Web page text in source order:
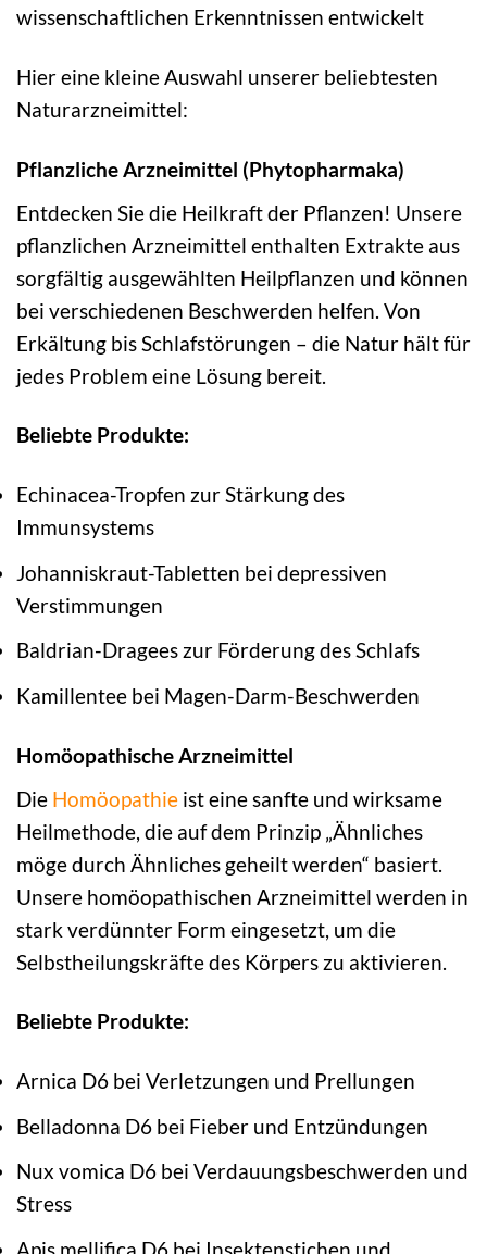
wissenschaftlichen Erkenntnissen entwickelt
Hier eine kleine Auswahl unserer beliebtesten
Naturarzneimittel:
Pflanzliche Arzneimittel (Phytopharmaka)
Entdecken Sie die Heilkraft der Pflanzen! Unsere
pflanzlichen Arzneimittel enthalten Extrakte aus
sorgfältig ausgewählten Heilpflanzen und können
bei verschiedenen Beschwerden helfen. Von
Erkältung bis Schlafstörungen – die Natur hält für
jedes Problem eine Lösung bereit.
Beliebte Produkte:
Echinacea-Tropfen zur Stärkung des
Immunsystems
Johanniskraut-Tabletten bei depressiven
Verstimmungen
Baldrian-Dragees zur Förderung des Schlafs
Kamillentee bei Magen-Darm-Beschwerden
Homöopathische Arzneimittel
Die Homöopathie ist eine sanfte und wirksame
Heilmethode, die auf dem Prinzip „Ähnliches
möge durch Ähnliches geheilt werden“ basiert.
Unsere homöopathischen Arzneimittel werden in
stark verdünnter Form eingesetzt, um die
Selbstheilungskräfte des Körpers zu aktivieren.
Beliebte Produkte:
Arnica D6 bei Verletzungen und Prellungen
Belladonna D6 bei Fieber und Entzündungen
Nux vomica D6 bei Verdauungsbeschwerden und
Stress